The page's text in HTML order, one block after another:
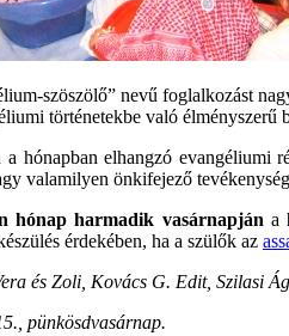
szöszölő” nevű foglalkozást
történetekbe való
hónapban elhangzó evangéliumi
valamilyen önkifejező
hónap harmadik vasárnapján a
érdekében, ha a szülők az
és Zoli, Kovács G. Edit, Szilasi
pünkösdvasárnap.